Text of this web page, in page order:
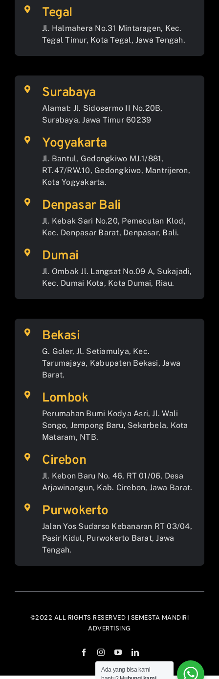
Tegal
Jl. Halmahera No.31 Mintaragen, Kec.
Tegal Timur, Kota Tegal, Jawa Tengah.
Surabaya
Alamat: Jl. Sidosermo II No.20B,
Surabaya, Jawa Timur 60239
Yogyakarta
Jl. Bantul, Gedongkiwo MJ.1/881,
RT.47/RW.10, Gedongkiwo, Mantrijeron,
Kota Yogyakarta.
Denpasar Bali
Jl. Kebak Sari No.20, Pemecutan Klod,
Kec. Denpasar Barat, Denpasar, Bali.
Dumai
Jl. Ombak Jl. Langsat No.09 A, Sukajadi,
Kec. Dumai Kota, Kota Dumai, Riau.
Bekasi
G. Goler, Jl. Setiamulya, Kec.
Tarumajaya, Kabupaten Bekasi, Jawa
Barat.
Lombok
Perumahan Bumi Kodya Asri, Jl. Wali
Songo, Jempong Baru, Sekarbela, Kota
Mataram, NTB.
Cirebon
Jl. Kebon Baru No. 46, RT 01/06, Desa
Arjawinangun, Kab. Cirebon, Jawa Barat.
Purwokerto
Jalan Yos Sudarso Kebanaran RT 03/04,
Pasir Kidul, Purwokerto Barat, Jawa
Tengah.
©2022 ALL RIGHTS RESERVED | SEMESTA MANDIRI
ADVERTISING
Ada yang bisa kami